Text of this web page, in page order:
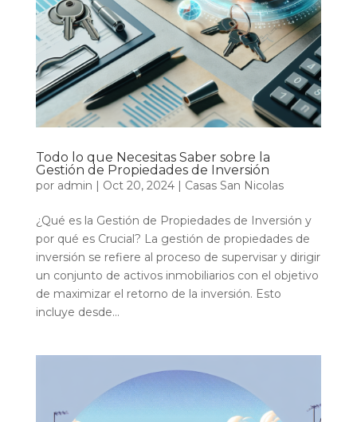
Todo lo que Necesitas Saber sobre la
Gestión de Propiedades de Inversión
por admin | Oct 20, 2024| Casas San Nicolas
¿Qué es la Gestión de Propiedades de Inversión y
por qué es Crucial? La gestión de propiedades de
inversión se refiere al proceso de supervisar y dirigir
un conjunto de activos inmobiliarios con el objetivo
de maximizar el retorno de la inversión. Esto
incluye desde...